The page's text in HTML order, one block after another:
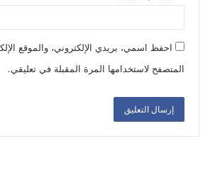
احفظ اسمي، بريدي الإلكتروني، والموقع
المتصفح لاستخدامها المرة المقبلة في تعليقي.